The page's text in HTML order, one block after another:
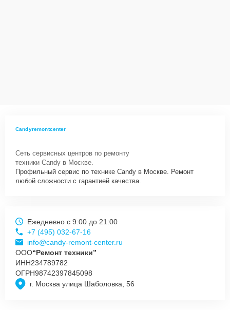
Candyremontcenter
Сеть сервисных центров по ремонту
техники Candy в Москве.
Профильный сервис по технике Candy в Москве. Ремонт
любой сложности с гарантией качества.
г. Москва улица Шаболовка, 56
Ежедневно с 9:00 до 21:00
+7 (495) 032-67-16
info@candy-remont-center.ru
ООО“Ремонт техники”
ИНН234789782
ОГРН98742397845098